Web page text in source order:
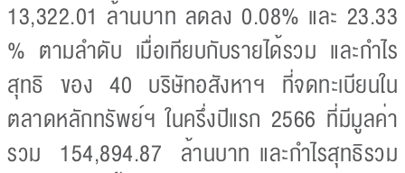
13,322.01 ล้านบาท ลดลง 0.08% และ 23.33
% ตามลำดับ เมื่อเทียบกับรายได้รวม และกำไร
สุทธิ ของ 40 บริษัทอสังหาฯ ที่จดทะเบียนใน
ตลาดหลักทรัพย์ฯ ในครึ่งปีแรก 2566 ที่มีมูลค่า
รวม 154,894.87 ล้านบาท และกำไรสุทธิรวม